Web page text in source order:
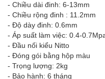
- Chiều dài đinh: 6-13mm
- Chiều rộng đinh : 11.2mm
- Độ dày đinh: 0.6mm
- Áp suất làm việc: 0.4-
- Đầu nối kiểu Nitto
- Đóng gói bằng hộp màu
- Trọng lượng: 2kg
- Bảo hành: 6 tháng